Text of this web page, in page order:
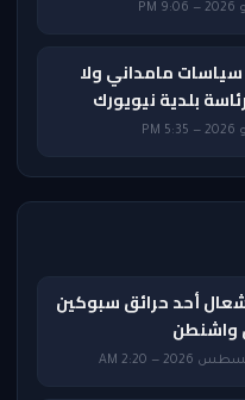
مامداني ولا
بلدية نيويورك
أحد حرائق سبوكين
واشنطن